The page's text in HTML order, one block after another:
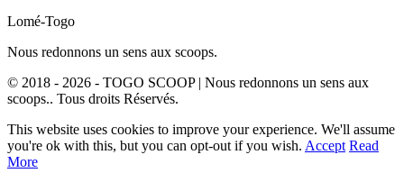
Lomé-Togo
Nous redonnons un sens aux scoops.
© 2018 - 2026 - TOGO SCOOP | Nous redonnons un sens aux
scoops.. Tous droits Réservés.
This website uses cookies to improve your experience. We'll assume
you're ok with this, but you can opt-out if you wish. Accept Read
More